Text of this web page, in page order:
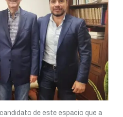
de este espacio que a